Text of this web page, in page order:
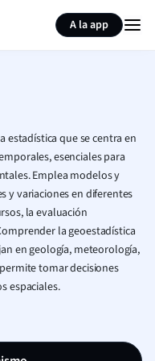
A la app
estadística que se centra en
esenciales para
Emplea modelos y
y variaciones en diferentes
la evaluación
la geoestadística
en geología, meteorología,
tomar decisiones
espaciales.
Resumir página